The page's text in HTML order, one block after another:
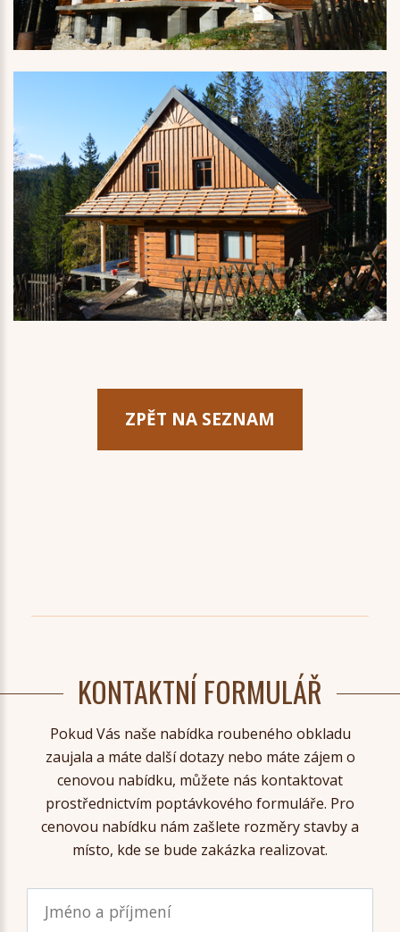
ZPĚT NA SEZNAM
KONTAKTNÍ FORMULÁŘ
Pokud Vás naše nabídka roubeného obkladu
zaujala a máte další dotazy nebo máte zájem o
cenovou nabídku, můžete nás kontaktovat
prostřednictvím poptávkového formuláře. Pro
cenovou nabídku nám zašlete rozměry stavby a
místo, kde se bude zakázka realizovat.
Jméno a příjmení